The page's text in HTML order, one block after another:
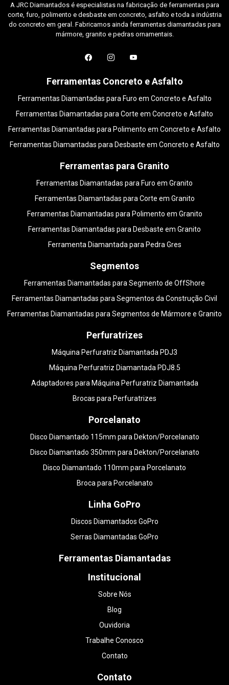
A JRC Diamantados é especialistas na fabricação de ferramentas para
corte, furo, polimento e desbaste em concreto, asfalto e toda a indústria
do concreto em geral. Fabricamos ainda ferramentas diamantadas para
mármore, granito e pedras ornamentais.
Ferramentas Concreto e Asfalto
Ferramentas Diamantadas para Furo em Concreto e Asfalto
Ferramentas Diamantadas para Corte em Concreto e Asfalto
Ferramentas Diamantadas para Polimento em Concreto e Asfalto
Ferramentas Diamantadas para Desbaste em Concreto e Asfalto
Ferramentas para Granito
Ferramentas Diamantadas para Furo em Granito
Ferramentas Diamantadas para Corte em Granito
Ferramentas Diamantadas para Polimento em Granito
Ferramentas Diamantadas para Desbaste em Granito
Ferramenta Diamantada para Pedra Gres
Segmentos
Ferramentas Diamantadas para Segmento de OffShore
Ferramentas Diamantadas para Segmentos da Construção Civil
Ferramentas Diamantadas para Segmentos de Mármore e Granito
Perfuratrizes
Máquina Perfuratriz Diamantada PDJ3
Máquina Perfuratriz Diamantada PDJ8.5
Adaptadores para Máquina Perfuratriz Diamantada
Brocas para Perfuratrizes
Porcelanato
Disco Diamantado 115mm para Dekton/Porcelanato
Disco Diamantado 350mm para Dekton/Porcelanato
Disco Diamantado 110mm para Porcelanato
Broca para Porcelanato
Linha GoPro
Discos Diamantados GoPro
Serras Diamantadas GoPro
Ferramentas Diamantadas
Institucional
Sobre Nós
Blog
Ouvidoria
Trabalhe Conosco
Contato
Contato